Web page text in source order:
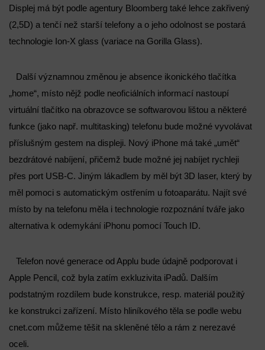
Displej má být podle agentury Bloomberg také lehce zakřivený
(2,5D) a tenčí než starší telefony a o jeho odolnost se postará
technologie Ion-X glass (variace na Gorilla Glass).
Další významnou změnou je absence ikonického tlačítka
„home“, místo nějž podle neoficiálních informací nastoupí
virtuální tlačítko na obrazovce se softwarovou lištou a některé
funkce (jako např. multitasking) telefonu bude možné vyvolávat
příslušným gestem na displeji. Nový iPhone má také „umět“
bezdrátové nabíjení, přičemž bude možné jej nabíjet rychleji
přes port USB-C. Jiným lákadlem by měl být 3D laser, který by
měl pomoci s automatickým ostřením u fotoaparátu. Najít své
místo by na telefonu měla i technologie rozpoznání tváře jako
alternativa k odemykání iPhonu pomocí Touch ID.
Telefon nové generace od Applu bude údajně podporovat i
Apple Pencil, což byla zatím exkluzivita iPadů. Dalším
podstatným rozdílem bude konstrukce, resp. materiál použitý
ke konstrukci zařízení. Místo hliníkového těla se podle webu
cnet.com můžeme těšit na skleněné tělo a rám z nerezavé
oceli.